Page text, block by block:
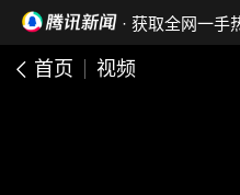
· 获取全网一手
首页 视频